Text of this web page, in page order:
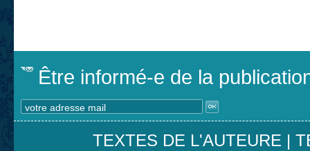
Être informé-e de la
TEXTES DE L'AUTEURE |